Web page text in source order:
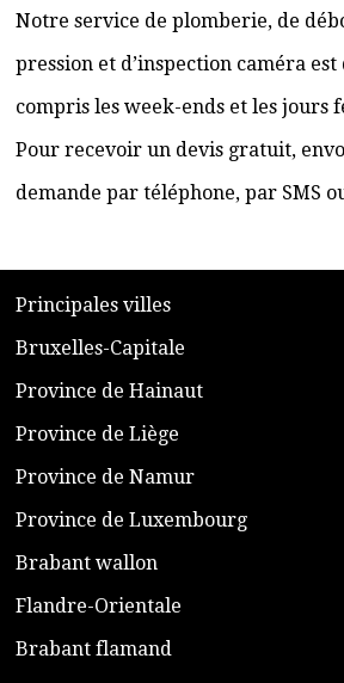
Notre service de plomberie, de
pression et d’inspection caméra
compris les week-ends et les jours
Pour recevoir un devis gratuit,
demande par téléphone, par SMS
​Principales villes
​Bruxelles-Capitale
​Province de Hainaut
Province de Liège
​Province de Namur
​Province de Luxembourg
​Brabant wallon
​Flandre-Orientale
​Brabant flamand